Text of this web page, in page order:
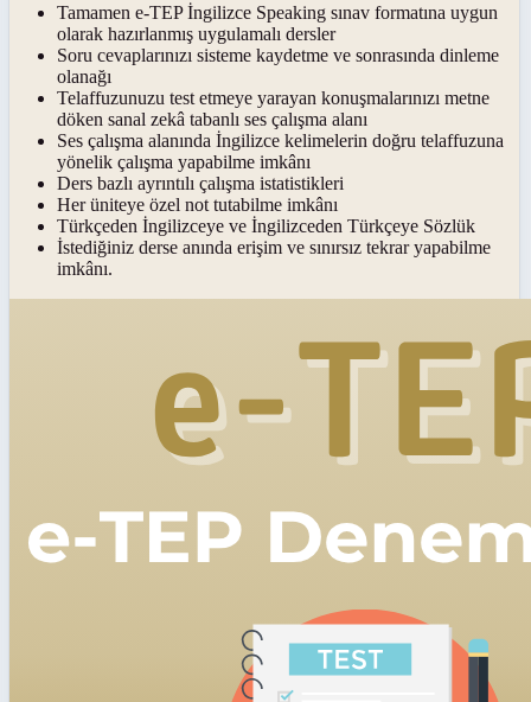
Tamamen e-TEP İngilizce Speaking sınav formatına uygun
olarak hazırlanmış uygulamalı dersler
Soru cevaplarınızı sisteme kaydetme ve sonrasında dinleme
olanağı
Telaffuzunuzu test etmeye yarayan konuşmalarınızı metne
döken sanal zekâ tabanlı ses çalışma alanı
Ses çalışma alanında İngilizce kelimelerin doğru telaffuzuna
yönelik çalışma yapabilme imkânı
Ders bazlı ayrıntılı çalışma istatistikleri
Her üniteye özel not tutabilme imkânı
Türkçeden İngilizceye ve İngilizceden Türkçeye Sözlük
İstediğiniz derse anında erişim ve sınırsız tekrar yapabilme
imkânı.